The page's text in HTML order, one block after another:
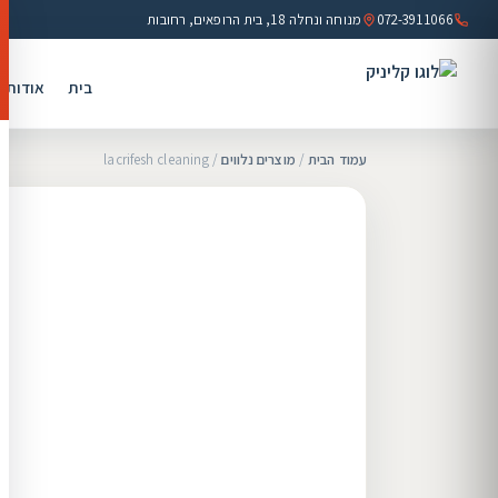
072-3911066 מנוחה ונחלה 18, בית הרופאים, רחובות
בית אודות
עמוד הבית/ מוצרים נלווים/ lacrifesh cleaning